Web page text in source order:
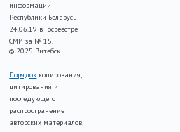
информации
Республики Беларусь
24.06.19 в Госреестре
СМИ за № 15.
© 2025 Витебск
Порядок копирования,
цитирования и
последующего
распространение
авторских материалов,